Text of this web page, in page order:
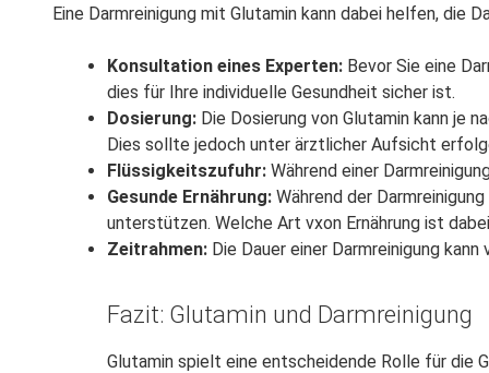
Eine Darmreinigung mit Glutamin kann dabei helfen,
Konsultation eines Experten: Bevor Sie eine
dies für Ihre individuelle Gesundheit sicher ist.
Dosierung: Die Dosierung von Glutamin kann je
Dies sollte jedoch unter ärztlicher Aufsicht
Flüssigkeitszufuhr: Während einer
Gesunde Ernährung: Während der
unterstützen. Welche Art vxon Ernährung ist
Zeitrahmen: Die Dauer einer Darmreinigung
Fazit: Glutamin und Darmreinigung
Glutamin spielt eine entscheidende Rolle für die